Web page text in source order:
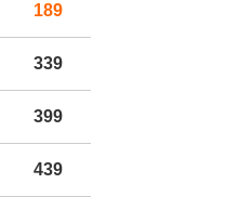
189
339
399
439